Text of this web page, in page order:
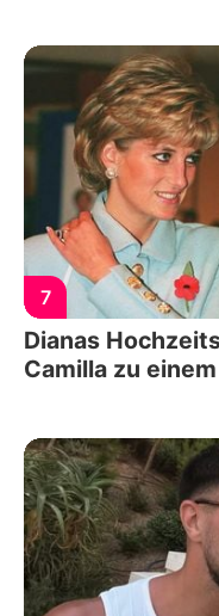
7
Dianas
Camilla zu